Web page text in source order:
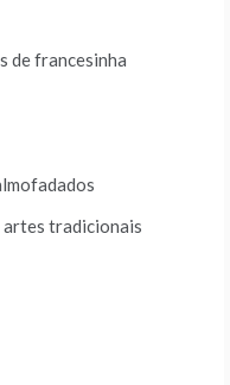
de francesinha
artes tradicionais